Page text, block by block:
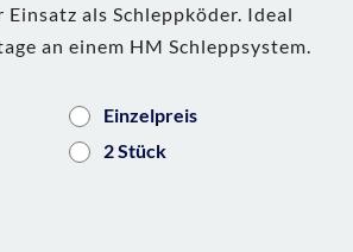
als Schleppköder. Ideal
an einem HM Schleppsystem.
Einzelpreis
2 Stück